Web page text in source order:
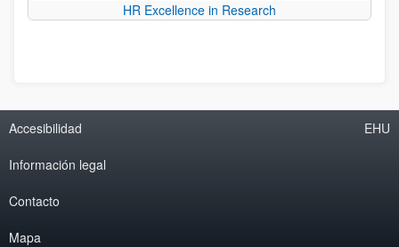
HR Excellence in Research
Accesibilidad
Información legal
Contacto
Mapa
EHU